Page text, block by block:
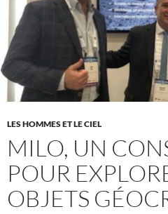
LES HOMMES ET LE CIEL
MILO, UN
POUR
OBJETS